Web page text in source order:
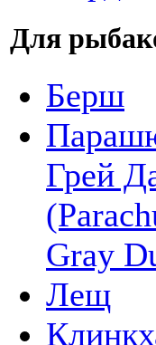
Для
Берш
Грей
Gray
Лещ